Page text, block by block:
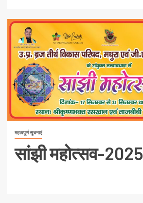
महत्वपूर्ण सूचनाएं
सांझी महोत्सव-2025